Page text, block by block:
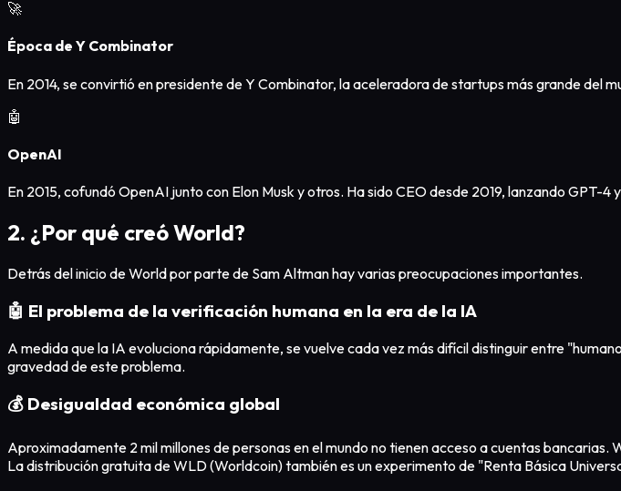
🚀
Época de Y Combinator
En 2014, se convirtió en presidente de Y Combinator, la aceleradora de startups más grande del
🤖
OpenAI
En 2015, cofundó OpenAI junto con Elon Musk y otros. Ha sido CEO desde 2019, lanzando GPT-4
2. ¿Por qué creó World?
Detrás del inicio de World por parte de Sam Altman hay varias preocupaciones importantes.
🤖 El problema de la verificación humana en la era de la IA
A medida que la IA evoluciona rápidamente, se vuelve cada vez más difícil distinguir entre
gravedad de este problema.
💰 Desigualdad económica global
Aproximadamente 2 mil millones de personas en el mundo no tienen acceso a cuentas
La distribución gratuita de WLD (Worldcoin) también es un experimento de "Renta Básica